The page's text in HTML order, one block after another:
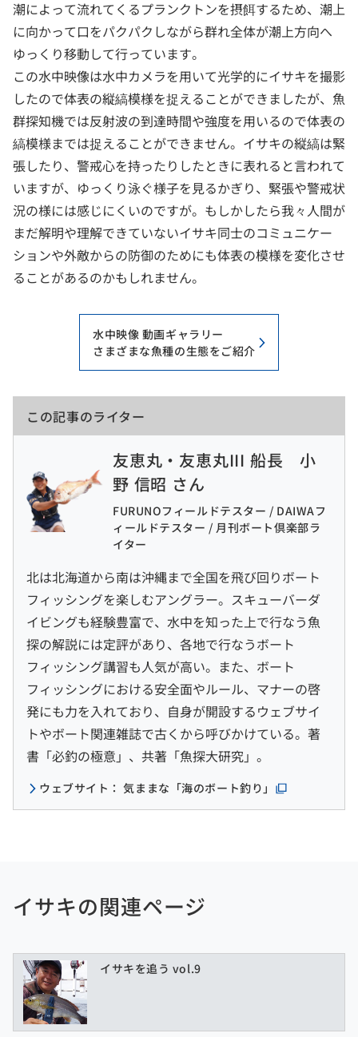
潮によって流れてくるプランクトンを摂餌するため、潮上
に向かって口をパクパクしながら群れ全体が潮上方向へ
ゆっくり移動して行っています。
この水中映像は水中カメラを用いて光学的にイサキを撮影
したので体表の縦縞模様を捉えることができましたが、魚
群探知機では反射波の到達時間や強度を用いるので体表の
縞模様までは捉えることができません。イサキの縦縞は緊
張したり、警戒心を持ったりしたときに表れると言われて
いますが、ゆっくり泳ぐ様子を見るかぎり、緊張や警戒状
況の様には感じにくいのですが。もしかしたら我々人間が
まだ解明や理解できていないイサキ同士のコミュニケー
ションや外敵からの防御のためにも体表の模様を変化させ
ることがあるのかもしれません。
水中映像 動画ギャラリー
さまざまな魚種の生態をご紹介
この記事のライター
友恵丸・友恵丸III 船長 小
野 信昭 さん
FURUNOフィールドテスター / DAIWAフ
ィールドテスター / 月刊ボート倶楽部ラ
イター
北は北海道から南は沖縄まで全国を飛び回りボート
フィッシングを楽しむアングラー。スキューバーダ
イビングも経験豊富で、水中を知った上で行なう魚
探の解説には定評があり、各地で行なうボート
フィッシング講習も人気が高い。また、ボート
フィッシングにおける安全面やルール、マナーの啓
発にも力を入れており、自身が開設するウェブサイ
トやボート関連雑誌で古くから呼びかけている。著
書「必釣の極意」、共著「魚探大研究」。
ウェブサイト： 気ままな「海のボート釣り」
イサキの関連ページ
イサキを追う vol.9